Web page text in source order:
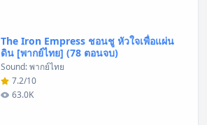
The Iron Empress ชอนชู หัวใจเพื่อแผ่น
ดิน [พากย์ไทย] (78 ตอนจบ)
Sound: พากย์ไทย
7.2/10
63.0K